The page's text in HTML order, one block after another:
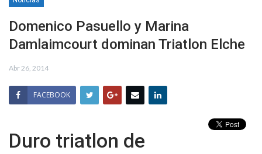
Domenico Pasuello y Marina
Damlaimcourt dominan Triatlon Elche
Abr 26, 2014
FACEBOOK
Duro triatlon de